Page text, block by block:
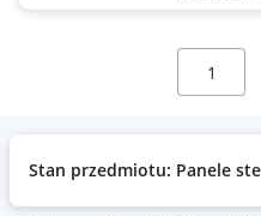
Wybierz
Stan przedmiotu: Panele